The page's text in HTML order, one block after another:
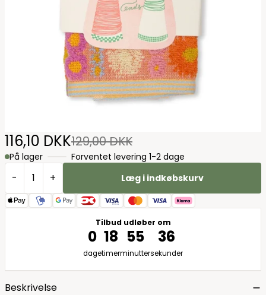
116,10 DKK129,00 DKK
På lager Forventet levering 1-2 dage
- + Læg i indkøbskurv
Tilbud udløber om
0
dage
18
timer
55
minutter
35
sekunder
Beskrivelse